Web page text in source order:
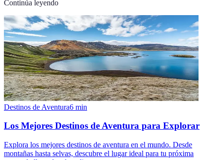
Continúa leyendo
Destinos de Aventura6 min
Los Mejores Destinos de Aventura para Explorar
Explora los mejores destinos de aventura en el mundo. Desde
montañas hasta selvas, descubre el lugar ideal para tu próxima